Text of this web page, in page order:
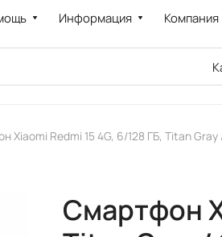
Информация Компания
Xiaomi Redmi 15 4G, 6/128 ГБ, Titan
Смартфон